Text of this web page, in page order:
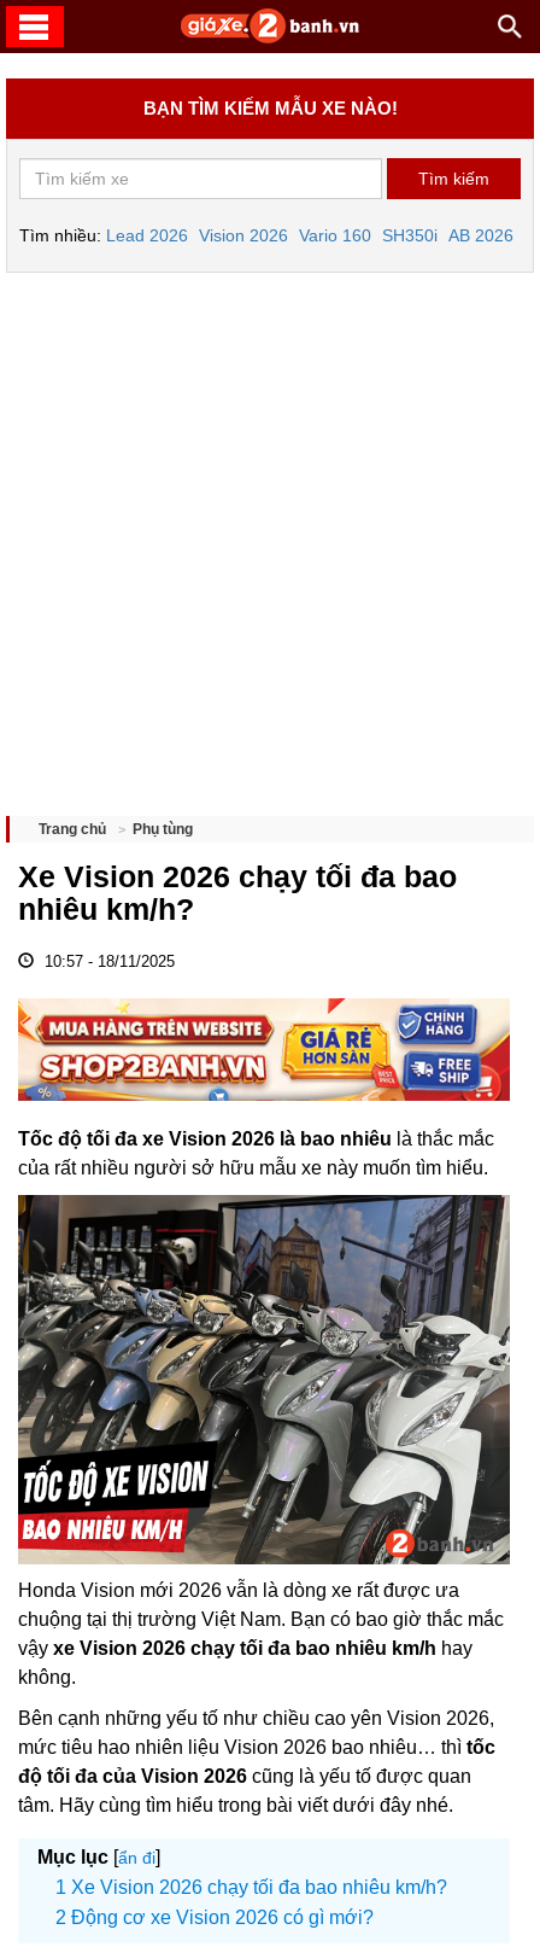
BẠN TÌM KIẾM MẪU XE NÀO!
Tìm nhiều: Lead 2026 Vision 2026 Vario 160 SH350i AB 2026
Trang chủ Phụ tùng
Xe Vision 2026 chạy tối đa bao
nhiêu km/h?
10:57 - 18/11/2025
Tốc độ tối đa xe Vision 2026 là bao nhiêu là thắc mắc
của rất nhiều người sở hữu mẫu xe này muốn tìm hiểu.
Honda Vision mới 2026 vẫn là dòng xe rất được ưa
chuộng tại thị trường Việt Nam. Bạn có bao giờ thắc mắc
vậy xe Vision 2026 chạy tối đa bao nhiêu km/h hay
không.
Bên cạnh những yếu tố như chiều cao yên Vision 2026,
mức tiêu hao nhiên liệu Vision 2026 bao nhiêu… thì tốc
độ tối đa của Vision 2026 cũng là yếu tố được quan
tâm. Hãy cùng tìm hiểu trong bài viết dưới đây nhé.
Mục lục [ẩn đi]
Xe Vision 2026 chạy tối đa bao nhiêu km/h?
Động cơ xe Vision 2026 có gì mới?